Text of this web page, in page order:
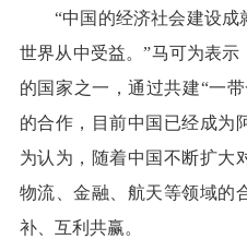
“中国的经济社会建设
世界从中受益。”马可为表
的国家之一，通过共建“一
的合作，目前中国已经成为
为认为，随着中国不断扩大
物流、金融、航天等领域的
补、互利共赢。